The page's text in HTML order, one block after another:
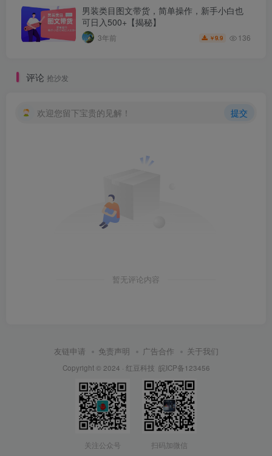
男装类目图文带货，简单操作，新手小白也
可日入500+【揭秘】
3年前 ￥9.9 136
评论 抢沙发
欢迎您留下宝贵的见解！ 提交
暂无评论内容
友链申请 免责声明 广告合作 关于我们
Copyright © 2024 · 红豆科技 皖ICP备123456
关注公众号 扫码加微信